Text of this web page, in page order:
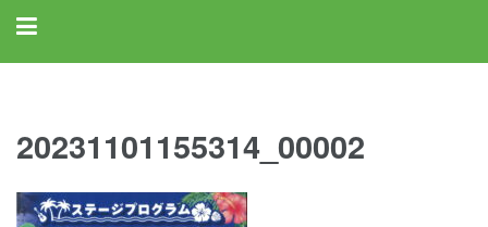
20231101155314_00002